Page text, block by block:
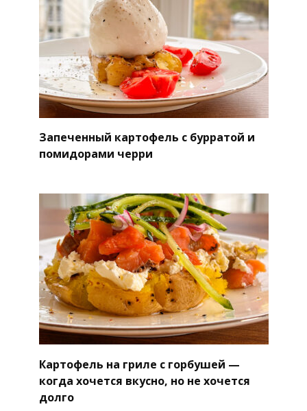
Запеченный картофель с бурратой и
помидорами черри
Картофель на гриле с горбушей —
когда хочется вкусно, но не хочется
долго